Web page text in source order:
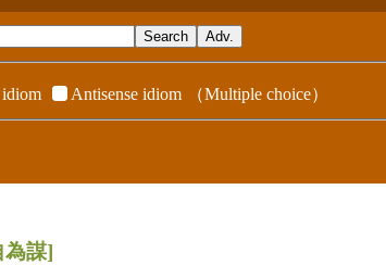
Antisense idiom （Multiple choice）
為謀]